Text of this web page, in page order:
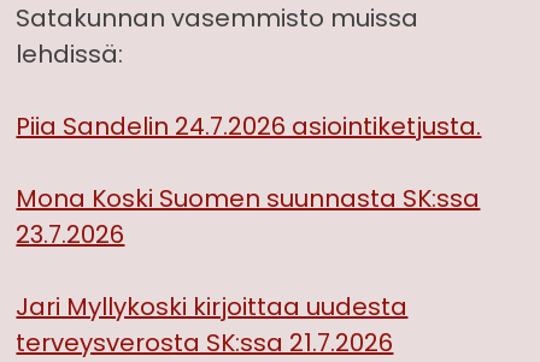
Satakunnan vasemmisto muissa
lehdissä:
Piia Sandelin 24.7.2026 asiointiketjusta.
Mona Koski Suomen suunnasta SK:ssa
23.7.2026
Jari Myllykoski kirjoittaa uudesta
terveysverosta SK:ssa 21.7.2026